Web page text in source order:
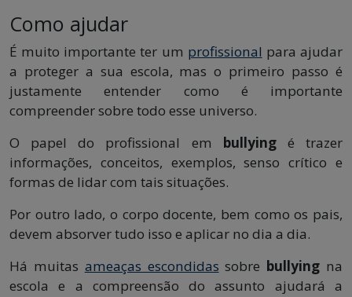
Como ajudar
É muito importante ter um profissional para ajudar
a proteger a sua escola, mas o primeiro passo é
justamente entender como é importante
compreender sobre todo esse universo.
O papel do profissional em bullyingé trazer
informações, conceitos, exemplos, senso crítico e
formas de lidar com tais situações.
Por outro lado, o corpo docente, bem como os pais,
devem absorver tudo isso e aplicar no dia a dia.
Há muitas ameaças escondidas sobre bullying na
escola e a compreensão do assunto ajudará a